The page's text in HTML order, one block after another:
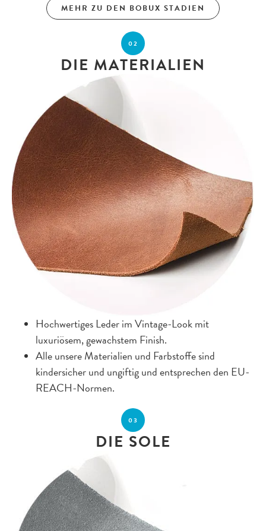
MEHR ZU DEN BOBUX STADIEN
02
DIE MATERIALIEN
Hochwertiges Leder im Vintage-Look mit
luxuriösem, gewachstem Finish.
Alle unsere Materialien und Farbstoffe sind
kindersicher und ungiftig und entsprechen den EU-
REACH-Normen.
03
DIE SOLE